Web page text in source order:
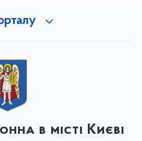
в місті Києві